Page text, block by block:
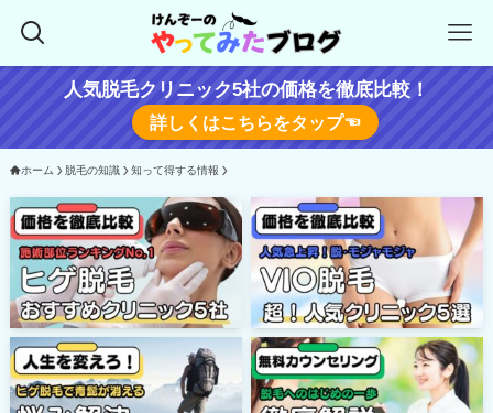
人気脱毛クリニック5社の価格を徹底比較！
詳しくはこちらをタップ☜
ホーム 脱毛の知識 知って得する情報